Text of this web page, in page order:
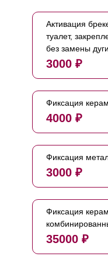
Активация
туалет,
без замены дуги
3000 ₽
Фиксация
4000 ₽
Фиксация
3000 ₽
Фиксация
35000 ₽